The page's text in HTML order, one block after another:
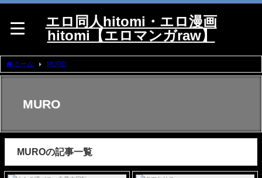
エロ同人hitomi・エロ漫画
hitomi【エロマンガraw】
ホーム MURO
MURO
MUROの記事一覧